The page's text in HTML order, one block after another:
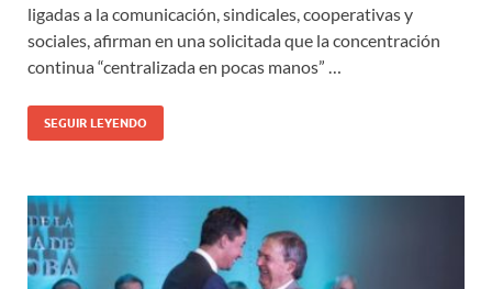
ligadas a la comunicación, sindicales, cooperativas y
sociales, afirman en una solicitada que la concentración
continua “centralizada en pocas manos” …
SEGUIR LEYENDO